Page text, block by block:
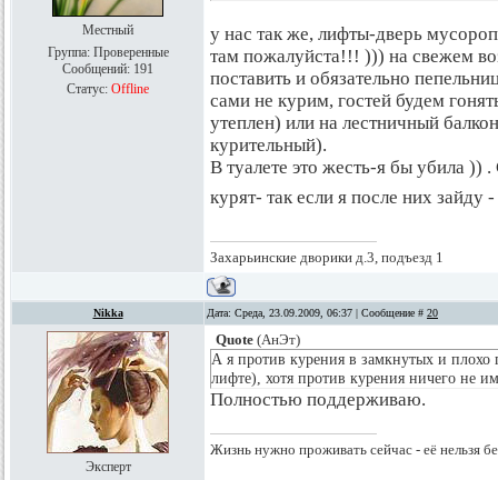
Местный
Группа: Проверенные
Сообщений: 191
Статус: Offline
у нас так же, лифты-дверь
там пожалуйста!!! ))) на свежем
поставить и обязательно
сами не курим, гостей будем
утеплен) или на лестничный
курительный).
В туалете это жесть-я бы убила ))
курят- так если я после них
Захарьинские дворики д.3, подъезд 1
Nikka Дата: Среда, 23.09.2009, 06:37 | Сообщение # 20
Эксперт
Quote (АнЭт)
А я против курения в замкнутых и
лифте), хотя против курения ничего не
Полностью поддерживаю.
Жизнь нужно проживать сейчас - её нельзя